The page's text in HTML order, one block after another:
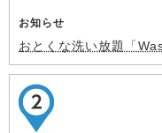
お知らせ
おとくな洗い放題「